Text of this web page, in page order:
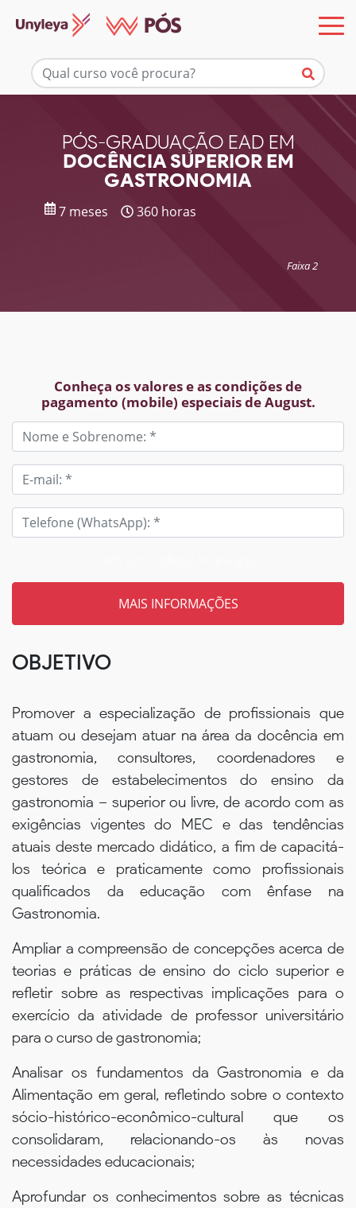
PÓS-GRADUAÇÃO EAD EM
DOCÊNCIA SUPERIOR EM
GASTRONOMIA
7 meses 360 horas
Faixa 2
Conheça os valores e as condições de
pagamento (mobile) especiais de August.
Mais informações
OBJETIVO
Promover a especialização de profissionais que
atuam ou desejam atuar na área da docência em
gastronomia, consultores, coordenadores e
gestores de estabelecimentos do ensino da
gastronomia – superior ou livre, de acordo com as
exigências vigentes do MEC e das tendências
atuais deste mercado didático, a fim de capacitá-
los teórica e praticamente como profissionais
qualificados da educação com ênfase na
Gastronomia.
Ampliar a compreensão de concepções acerca de
teorias e práticas de ensino do ciclo superior e
refletir sobre as respectivas implicações para o
exercício da atividade de professor universitário
para o curso de gastronomia;
Analisar os fundamentos da Gastronomia e da
Alimentação em geral, refletindo sobre o contexto
sócio-histórico-econômico-cultural que os
consolidaram, relacionando-os às novas
necessidades educacionais;
Aprofundar os conhecimentos sobre as técnicas